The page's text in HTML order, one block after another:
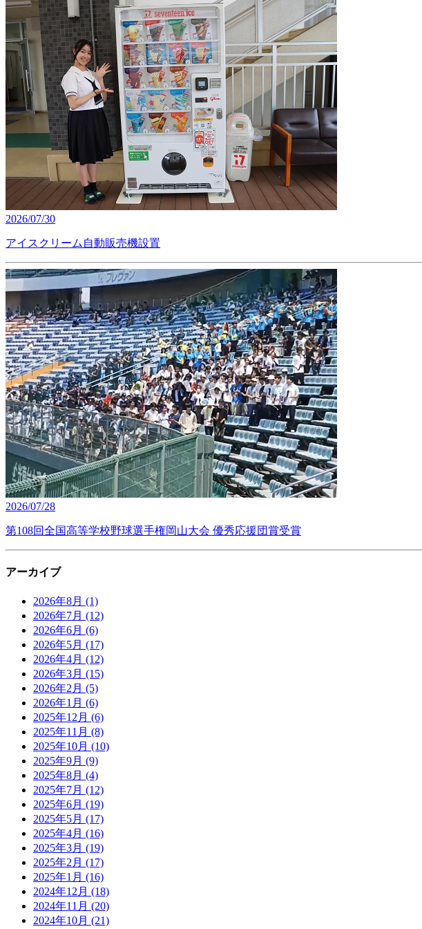
2026/07/30
アイスクリーム自動販売機設置
2026/07/28
第108回全国高等学校野球選手権岡山大会 優秀応援団賞受賞
アーカイブ
2026年8月 (1)
2026年7月 (12)
2026年6月 (6)
2026年5月 (17)
2026年4月 (12)
2026年3月 (15)
2026年2月 (5)
2026年1月 (6)
2025年12月 (6)
2025年11月 (8)
2025年10月 (10)
2025年9月 (9)
2025年8月 (4)
2025年7月 (12)
2025年6月 (19)
2025年5月 (17)
2025年4月 (16)
2025年3月 (19)
2025年2月 (17)
2025年1月 (16)
2024年12月 (18)
2024年11月 (20)
2024年10月 (21)